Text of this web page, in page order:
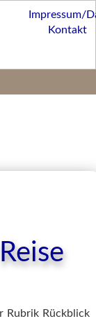
Rubrik Rückblick
Impressum/
Kontakt